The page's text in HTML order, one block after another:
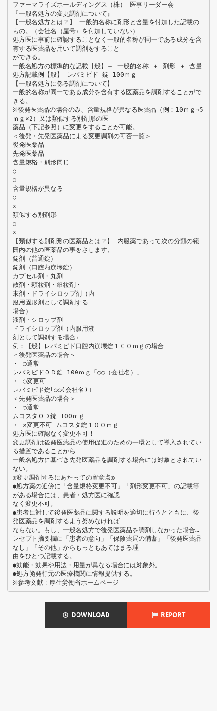
ファーマライズホールディングス（株） 医事リーダー会
『一般名処方の変更調剤について』
【一般名処方とは？】 一般的名称に剤形と含量を付加した記載の
もの。（会社名（屋号）を付加していない）
処方医に事前に確認することなく一般的名称が同一である成分を含
有する医薬品を用いて調剤をすること
ができる。
一般名処方の標準的な記載【般】＋ 一般的名称 ＋ 剤形 ＋ 含量
処方記載例【般】 レバミピド 錠 100ｍｇ
【一般名処方に係る調剤について】
一般的名称が同一である成分を含有する医薬品を調剤することがで
きる。
※後発医薬品の場合のみ、含量規格が異なる医薬品（例：10ｍｇ→5
ｍｇ×2）又は類似する別剤形の医
薬品（下記参照）に変更をすることが可能。
＜後発・先発医薬品による変更調剤の可否一覧＞
後発医薬品
先発医薬品
含量規格・剤形同じ
○
○
含量規格が異なる
○
×
類似する別剤形
○
×
【類似する別剤形の医薬品とは？】 内服薬であって次の分類の範
囲内の他の医薬品の事をさします。
錠剤（普通錠）
錠剤（口腔内崩壊錠）
カプセル剤・丸剤
散剤・顆粒剤・細粒剤・
末剤・ドライシロップ剤（内
服用固形剤として調剤する
場合）
液剤・シロップ剤
ドライシロップ剤（内服用液
剤として調剤する場合）
例：【般】レバミピド口腔内崩壊錠１００ｍｇの場合
＜後発医薬品の場合＞
・ ○通常
レバミピドＯＤ錠 100ｍｇ「○○（会社名）」
・ ○変更可
レバミピド錠｢○○(会社名)｣
＜先発医薬品の場合＞
・ ○通常
ムコスタＯＤ錠 100ｍｇ
・ ×変更不可 ムコスタ錠１００ｍｇ
処方医に確認なく変更不可！
変更調剤は後発医薬品の使用促進のための一環として導入されてい
る措置であることから、
一般名処方に基づき先発医薬品を調剤する場合には対象とされてい
ない。
◎変更調剤するにあたっての留意点◎
●処方薬の近傍に「含量規格変更不可」「剤形変更不可」の記載等
がある場合には、患者・処方医に確認
なく変更不可。
●患者に対して後発医薬品に関する説明を適切に行うとともに、後
発医薬品を調剤するよう努めなければ
ならない。もし、一般名処方で後発医薬品を調剤しなかった場合…
レセプト摘要欄に「患者の意向」「保険薬局の備蓄」「後発医薬品
なし」「その他」からもっともあてはまる理
由をひとつ記載する。
●効能・効果や用法・用量が異なる場合には対象外。
●処方箋発行元の医療機関に情報提供する。
DOWNLOAD REPORT